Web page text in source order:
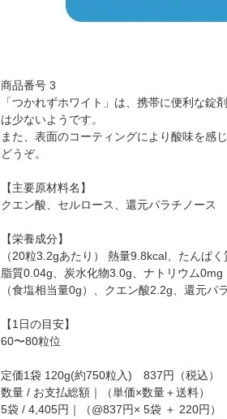
商品番号 3
「つかれずホワイト」は、携帯に便利な錠
は少ないようです。
また、表面のコーティングにより酸味を感
どうぞ。
【主要原材料名】
クエン酸、セルロース、還元パラチノース
【栄養成分】
（20粒3.2gあたり） 熱量9.8kcal、たんぱく
脂質0.04g、炭水化物3.0g、ナトリウム0mg
（食塩相当量0g）、クエン酸2.2g、還元パ
【1日の目安】
60〜80粒位
定価1袋 120g(約750粒入) 837円（税込）
数量 / お支払総額｜（単価×数量＋送料）
5袋 / 4,405円｜（@837円× 5袋 ＋ 220円）